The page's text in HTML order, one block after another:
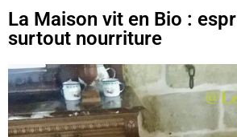
La Maison vit en Bio :
surtout nourriture